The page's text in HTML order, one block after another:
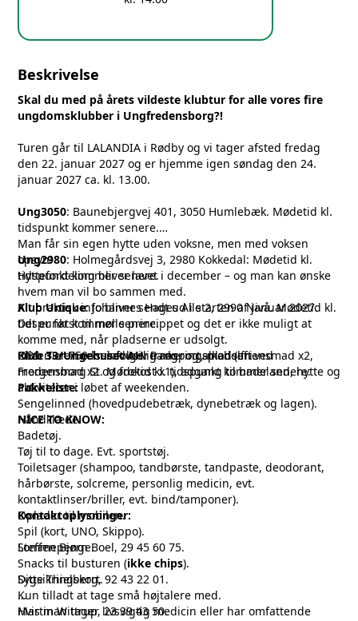
Beskrivelse
Skal du med på årets vildeste klubtur for alle vores fire
ungdomsklubber i Ungfredensborg?!
Turen går til LALANDIA i Rødby og vi tager afsted fredag
den 22. januar 2027 og er hjemme igen søndag den 24.
januar 2027 ca. kl. 13.00.
Ung3050: Baunebjergvej 401, 3050 Humlebæk. Mødetid kl.
tidspunkt kommer senere.
Ung2980: Holmegårdsvej 3, 2980 Kokkedal: Mødetid kl.
tidspunkt kommer senere.
Klub Unique: Johannes Hages Alle 2, 2990 Nivå. Mødetid kl.
tidspunkt kommer senere.
Klub 33/Ungehuset AH: Parkeringspladsen ved
Fredensborg St. Mødetid kl. tidspunkt kommer senere.
NICE TO KNOW:
Man får sin egen hytte uden voksne, men med voksen
opsyn!
Hyttefordeling bliver lavet i december – og man kan ønske
hvem man vil bo sammen med.
Alt praktisk info bliver sendt ud i starten af januar 2027.
Det er først til mølle princippet og det er ikke muligt at
komme med, når pladserne er udsolgt.
Prisen er 750 kr. inklusiv transport, mad (aftensmad x2,
morgenmad x2 og frokost x1), adgang til badeland, hytte og
aktiviteter i løbet af weekenden.
OBS: Turen er selvfølgelig røg- og alkoholfri.
Pakkeliste:
Sengelinned (hovedpudebetræk, dynebetræk og lagen).
Håndklæde.
Badetøj.
Tøj til to dage. Evt. sportstøj.
Toiletsager (shampoo, tandbørste, tandpaste, deodorant,
hårbørste, solcreme, personlig medicin, evt.
kontaktlinser/briller, evt. bind/tamponer).
Oplader til mobilen.
Spil (kort, UNO, Skippo).
Lommepenge.
Snacks til busturen (ikke chips).
Sygsikringskort.
Kun tilladt at tage små højtalere med.
Hvis man tager livsvigtig medicin eller har omfattende
Kontaktoplysninger:
Steffen Bjørn Boel, 29 45 60 75.
Ditte Thielberg, 92 43 22 01.
Martin Wittrup, 23 39 43 50.